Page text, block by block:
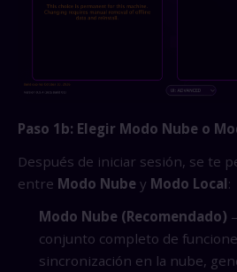
Paso 1b: Elegir Modo Nube o
Después de iniciar sesión, se te
entre Modo Nube y Modo Local:
Modo Nube (Recomendado)
conjunto completo de
sincronización en la nube,